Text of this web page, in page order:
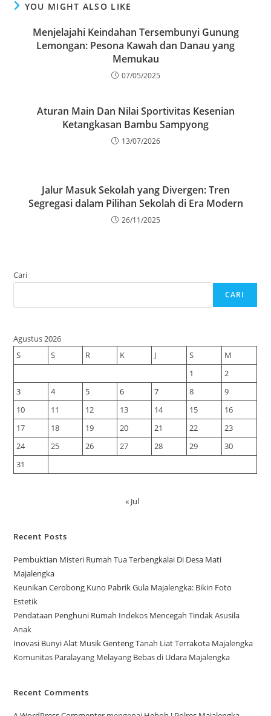
YOU MIGHT ALSO LIKE
Menjelajahi Keindahan Tersembunyi Gunung
Lemongan: Pesona Kawah dan Danau yang
Memukau
07/05/2025
Aturan Main Dan Nilai Sportivitas Kesenian
Ketangkasan Bambu Sampyong
13/07/2026
Jalur Masuk Sekolah yang Divergen: Tren
Segregasi dalam Pilihan Sekolah di Era Modern
26/11/2025
Cari
CARI
Agustus 2026
S
S R K J S
M
1
2
3
4 5 6 7 8
9
10
11 12 13 14 15
16
17
18 19 20 21 22
23
24
25 26 27 28 29
30
31
« Jul
Recent Posts
Pembuktian Misteri Rumah Tua Terbengkalai Di Desa Mati
Majalengka
Keunikan Cerobong Kuno Pabrik Gula Majalengka: Bikin Foto
Estetik
Pendataan Penghuni Rumah Indekos Mencegah Tindak Asusila
Anak
Inovasi Bunyi Alat Musik Genteng Tanah Liat Terrakota Majalengka
Komunitas Paralayang Melayang Bebas di Udara Majalengka
Recent Comments